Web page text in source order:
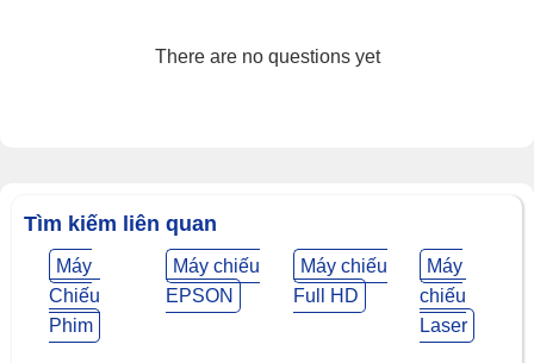
There are no questions yet
Tìm kiếm liên quan
Máy
Chiếu
Phim
Máy chiếu
EPSON
Máy chiếu
Full HD
Máy
chiếu
Laser